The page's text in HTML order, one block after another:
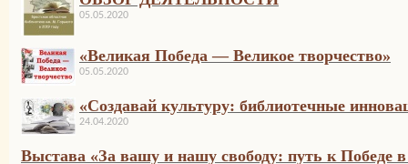
05.05.2020
«Великая Победа — Великое творчество»
05.05.2020
«Создавай культуру: библиотечные
24.04.2020
Выстава «За вашу и нашу свободу: путь к Победе